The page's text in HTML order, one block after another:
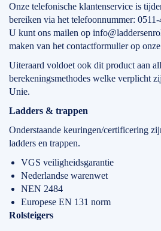
Onze telefonische klantenservice is
bereiken via het telefoonnummer:
U kunt ons mailen op
maken van het contactformulier op
Uiteraard voldoet ook dit product aan
berekeningsmethodes welke verplicht
Unie.
Ladders & trappen
Onderstaande keuringen/certificering
ladders en trappen.
VGS veiligheidsgarantie
Nederlandse warenwet
NEN 2484
Europese EN 131 norm
Rolsteigers